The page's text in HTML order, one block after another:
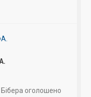
оголошено